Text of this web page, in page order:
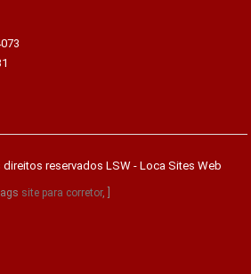
reservados LSW - Loca Sites Web
site para corretor, ]